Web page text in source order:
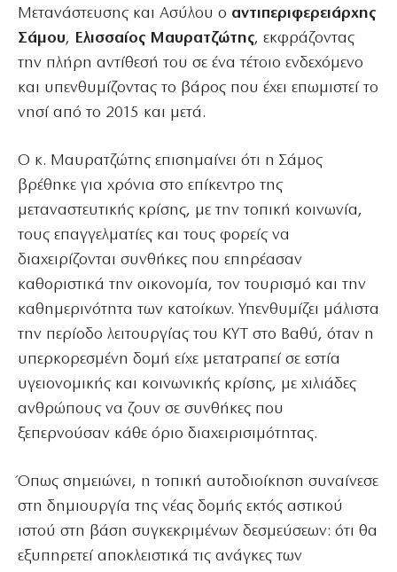
Μετανάστευσης και Ασύλου ο αντιπεριφερειάρχης
Σάμου, Ελισσαίος Μαυρατζώτης, εκφράζοντας
την πλήρη αντίθεσή του σε ένα τέτοιο ενδεχόμενο
και υπενθυμίζοντας το βάρος που έχει επωμιστεί το
νησί από το 2015 και μετά.
Ο κ. Μαυρατζώτης επισημαίνει ότι η Σάμος
βρέθηκε για χρόνια στο επίκεντρο της
μεταναστευτικής κρίσης, με την τοπική κοινωνία,
τους επαγγελματίες και τους φορείς να
διαχειρίζονται συνθήκες που επηρέασαν
καθοριστικά την οικονομία, τον τουρισμό και την
καθημερινότητα των κατοίκων. Υπενθυμίζει μάλιστα
την περίοδο λειτουργίας του ΚΥΤ στο Βαθύ, όταν η
υπερκορεσμένη δομή είχε μετατραπεί σε εστία
υγειονομικής και κοινωνικής κρίσης, με χιλιάδες
ανθρώπους να ζουν σε συνθήκες που
ξεπερνούσαν κάθε όριο διαχειρισιμότητας.
Όπως σημειώνει, η τοπική αυτοδιοίκηση συναίνεσε
στη δημιουργία της νέας δομής εκτός αστικού
ιστού στη βάση συγκεκριμένων δεσμεύσεων: ότι θα
εξυπηρετεί αποκλειστικά τις ανάγκες των